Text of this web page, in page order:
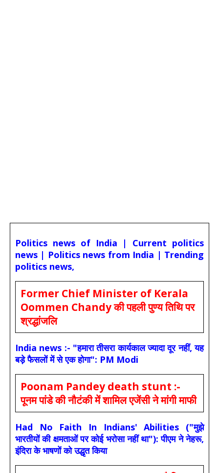
Politics news of India | Current politics
news | Politics news from India | Trending
politics news,
Former Chief Minister of Kerala
Oommen Chandy की पहली पुण्य तिथि पर
श्रद्धांजलि
India news :- "हमारा तीसरा कार्यकाल ज्यादा दूर नहीं, यह
बड़े फैसलों में से एक होगा": PM Modi
Poonam Pandey death stunt :-
पूनम पांडे की नौटंकी में शामिल एजेंसी ने मांगी माफी
Had No Faith In Indians' Abilities ("मुझे
भारतीयों की क्षमताओं पर कोई भरोसा नहीं था"): पीएम ने नेहरू,
इंदिरा के भाषणों को उद्धृत किया